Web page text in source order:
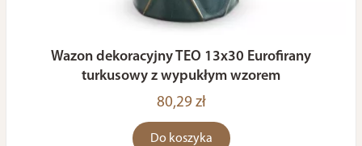
Wazon dekoracyjny TEO 13x30 Eurofirany
turkusowy z wypukłym wzorem
80,29 zł
Do koszyka